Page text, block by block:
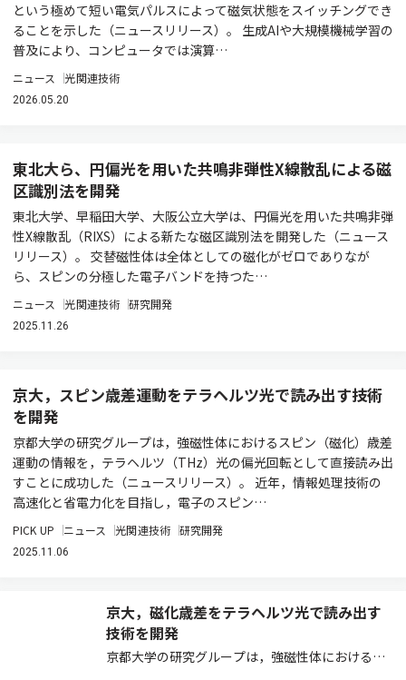
という極めて短い電気パルスによって磁気状態をスイッチングでき
ることを示した（ニュースリリース）。 生成AIや大規模機械学習の
普及により、コンピュータでは演算…
ニュース 光関連技術
2026.05.20
東北大ら、円偏光を用いた共鳴非弾性X線散乱による磁
区識別法を開発
東北大学、早稲田大学、大阪公立大学は、円偏光を用いた共鳴非弾
性X線散乱（RIXS）による新たな磁区識別法を開発した（ニュース
リリース）。 交替磁性体は全体としての磁化がゼロでありなが
ら、スピンの分極した電子バンドを持つた…
ニュース 光関連技術 研究開発
2025.11.26
京大，スピン歳差運動をテラヘルツ光で読み出す技術
を開発
京都大学の研究グループは，強磁性体におけるスピン（磁化）歳差
運動の情報を，テラヘルツ（THz）光の偏光回転として直接読み出
すことに成功した（ニュースリリース）。 近年，情報処理技術の
高速化と省電力化を目指し，電子のスピン…
PICK UP ニュース 光関連技術 研究開発
2025.11.06
京大，磁化歳差をテラヘルツ光で読み出す
技術を開発
京都大学の研究グループは，強磁性体におけるス